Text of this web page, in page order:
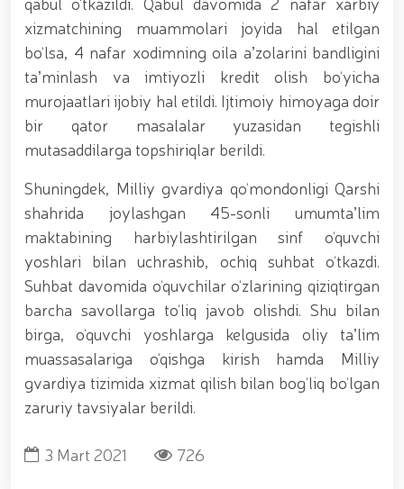
qaratilgan chora-tadbirlar Milliy gvardiya
qo‘mondoni general-polkovnik B. Tashmatov
rahbarligida Yunusobod tumanida amalga oshirildi //
Buyuk davlat arbobi Sohibqiron Amir Temur
tavalludining 690 yilligi munosabati bilan,
O‘zbekiston Milliy kino san'ati saroyida Milliy
gvardiya tizimidagi yoshlar bilan uchrashuv bo‘lib
o‘tdi. // Bayram kunlarida xavfsizlik toʻliq taʼminlandi
// Navroʻz shukuhi: otliq paradlar tashkil etildi //
“Navroʻzni ulugʻlash – insonni ulugʻlashdir!” shiori
ostida bayram sayli // Askarlar kasb-hunar
sertifikatlariga ega boʻldi // Qahramonlar xotirasi
yod etildi // Strandja turnirida Milliy gvardiya harbiy
xizmatchisi Navbahor Hamidova oltin medalni qoʻlga
kiritdi. // Iroda Ismoilova «Sodiq xizmatlari uchun»
medali bilan taqdirlandi. // O‘zbekiston Qurolli
Kuchlarida kibersport, dron va robot texnologiyalari
yo‘nalishlari rivojlantiriladi // Andijon viloyatida
Respublika ishchi guruhining yoshlar bilan uchrashuvi
tadbirlari doirasida muddatdi harbiy xizmatchilarga
sertifikatlar topshirildi. // Milliy gvardiya
qo‘mondoni, general-polkovnik B.Tashmatov
poytaxtimizdagi manzilli ishlari davomida yoshlar
Farg‘ona viloyatida jinoyat sodir etishga moyil
shaxslar yashash manzillarida tezkor tadbirlar
xizmatchining muammolari joyida hal etilgan
bo‘lsa, 4 nafar xodimning oila aʼzolarini bandligini
taʼminlash va imtiyozli kredit olish bo‘yicha
murojaatlari ijobiy hal etildi. Ijtimoiy himoyaga doir
bir qator masalalar yuzasidan tegishli
mutasaddilarga topshiriqlar berildi.
Shuningdek, Milliy gvardiya qo‘mondonligi Qarshi
shahrida joylashgan 45-sonli umumtaʼlim
maktabining harbiylashtirilgan sinf o‘quvchi
yoshlari bilan uchrashib, ochiq suhbat o‘tkazdi.
Suhbat davomida o‘quvchilar o‘zlarining qiziqtirgan
barcha savollarga to‘liq javob olishdi. Shu bilan
birga, o‘quvchi yoshlarga kelgusida oliy taʼlim
muassasalariga o‘qishga kirish hamda Milliy
gvardiya tizimida xizmat qilish bilan bog‘liq bo‘lgan
zaruriy tavsiyalar berildi.
3 Mart 2021 726